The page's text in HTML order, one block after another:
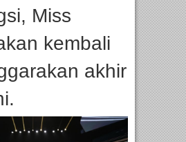
Miss
kembali
akhir